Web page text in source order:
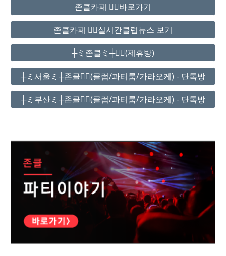
존클카페 ❤️‍🔥바로가기
존클카페 ❤️‍🔥실시간클럽뉴스 보기
┼ミ존클ミ┼❤️‍🔥(제휴방)
┼ミ서울ミ┼존클❤️‍🔥(클럽/파티룸/가라오케) - 단톡방
┼ミ부산ミ┼존클❤️‍🔥(클럽/파티룸/가라오케) - 단톡방